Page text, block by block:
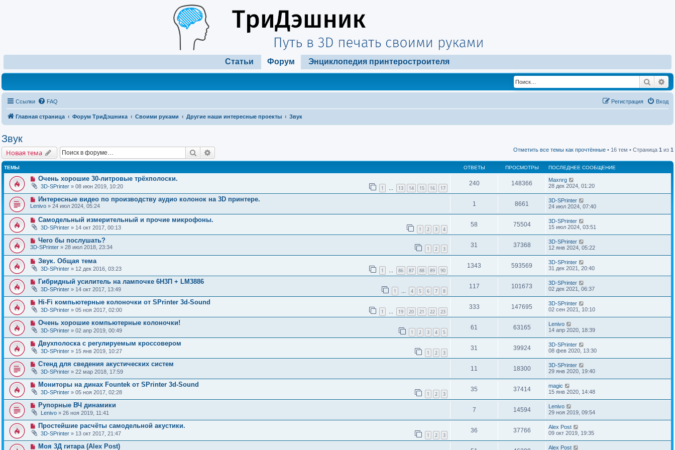
Статьи Форум Энциклопедия принтеростроителя
Поиск
Ссылки FAQ Вход
Регистрация
Главная страница Форум ТриДэшника Своими руками Другие наши интересные проекты Звук
Звук
Новая тема Поиск Отметить все темы как прочтённые • 16 тем • Страница 1 из 1
ТЕМЫ ОТВЕТЫ ПРОСМОТРЫ ПОСЛЕДНЕЕ СООБЩЕНИЕ
Очень хорошие 30-литровые трёхполоски.
3D-SPrinter » 08 июн 2019, 10:20 1 … 13 14 15 16 17
240 148366
Maxnrg
28 дек 2024, 01:20
Интересные видео по производству аудио колонок на 3D принтере.
Lenivo » 24 июл 2024, 05:24 1 8661
3D-SPrinter
24 июл 2024, 07:40
Самодельный измерительный и прочие микрофоны.
3D-SPrinter » 14 окт 2017, 00:13 1 2 3 4
58 75504
3D-SPrinter
15 июл 2024, 03:51
Чего бы послушать?
3D-SPrinter » 28 июл 2018, 23:34 1 2 3
31 37368
3D-SPrinter
12 янв 2024, 05:22
Звук. Общая тема
3D-SPrinter » 12 дек 2016, 03:23 1 … 86 87 88 89 90
1343 593569
3D-SPrinter
31 дек 2021, 20:40
Гибридный усилитель на лампочке 6Н3П + LM3886
3D-SPrinter » 14 окт 2017, 13:49 1 … 4 5 6 7 8
117 101673
3D-SPrinter
02 дек 2021, 06:37
Hi-Fi компьютерные колоночки от SPrinter 3d-Sound
3D-SPrinter » 05 ноя 2017, 02:00 1 … 19 20 21 22 23
333 147695
3D-SPrinter
02 сен 2021, 10:10
Очень хорошие компьютерные колоночки!
3D-SPrinter » 02 апр 2019, 00:49 1 2 3 4 5
61 63165
Lenivo
14 апр 2020, 18:39
Двухполоска с регулируемым кроссовером
3D-SPrinter » 15 янв 2019, 10:27 1 2 3
31 39924
3D-SPrinter
08 фев 2020, 13:30
Стенд для сведения акустических систем
3D-SPrinter » 22 мар 2018, 17:59 11 18300
3D-SPrinter
29 янв 2020, 19:40
Мониторы на динах Fountek от SPrinter 3d-Sound
3D-SPrinter » 05 ноя 2017, 02:28 1 2 3
35 37414
magic
15 янв 2020, 14:48
Рупорные ВЧ динамики
Lenivo » 26 ноя 2019, 11:41 7 14594
Lenivo
29 ноя 2019, 09:54
Простейшие расчёты самодельной акустики.
3D-SPrinter » 13 окт 2017, 21:47 1 2 3
36 37766
Alex Post
09 окт 2019, 19:35
Моя 3Д гитара (Alex Post) Alex Post